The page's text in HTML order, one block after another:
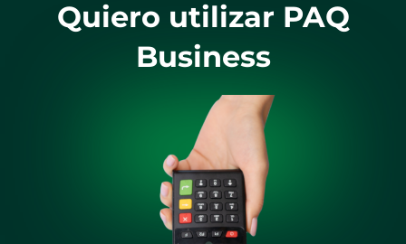
Quiero utilizar PAQ
Business